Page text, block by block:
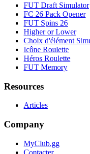
FUT Draft Simulator
FC 26 Pack Opener
FUT Spins 26
Higher or Lower
Choix d'élément
Icône Roulette
Héros Roulette
FUT Memory
Resources
Articles
Company
MyClub.gg
Contacter